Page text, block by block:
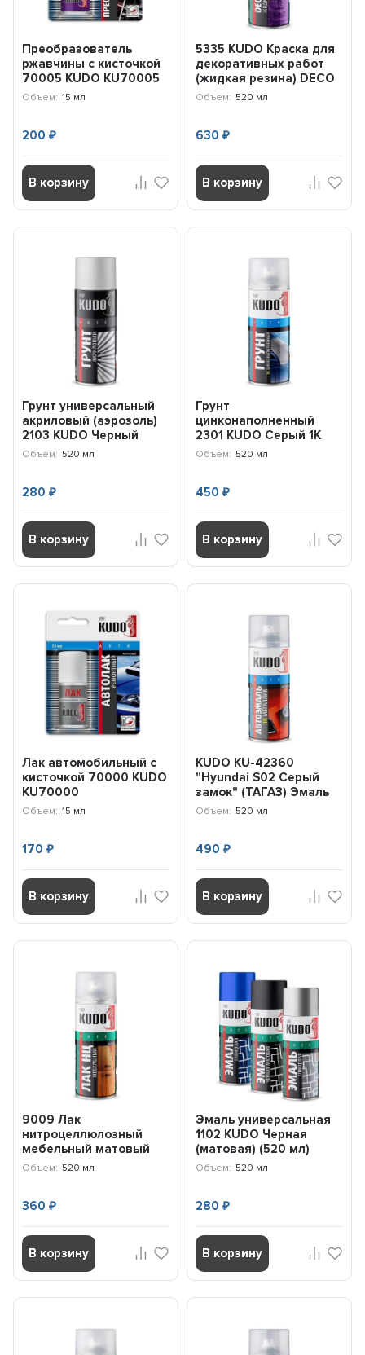
Преобразователь
ржавчины с кисточкой
70005 KUDO KU70005
Объем: 15 мл
200₽
В корзину
5335 KUDO Краска для
декоративных работ
(жидкая резина) DECO
FLEX серебро (52...
Объем: 520 мл
630 ₽
В корзину
Грунт универсальный
акриловый (аэрозоль)
2103 KUDO Черный
KU2103
Объем: 520 мл
280₽
В корзину
Грунт
цинконаполненный
2301 KUDO Серый 1К
(520 мл) KU2301
Объем: 520 мл
450 ₽
В корзину
Лак автомобильный с
кисточкой 70000 KUDO
KU70000
Объем: 15 мл
170₽
В корзину
KUDO KU-42360
"Hyundai S02 Серый
замок" (ТАГАЗ) Эмаль
автомобильная...
Объем: 520 мл
490 ₽
В корзину
9009 Лак
нитроцеллюлозный
мебельный матовый
520мл KU9009 KUDO
Объем: 520 мл
360₽
В корзину
Эмаль универсальная
1102 KUDO Черная
(матовая) (520 мл)
KU1102
Объем: 520 мл
280 ₽
В корзину